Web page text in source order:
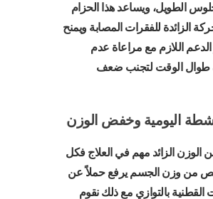
الطويل، ويساعد هذا الحزام
الزائدة للفقرات المصابة ويمنح
اللازم مع مراعاة عدم
طوال الوقت لتجنب ضعف
اليومية وخفض الوزن
الوزن الزائد مهم في العلاج فكل
من وزن الجسم يرفع حملاً عن
القطنية بالتوازي مع ذلك نقوم